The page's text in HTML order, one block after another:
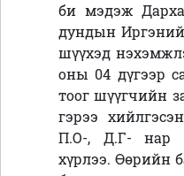
би мэдэж
дундын
шүүхэд
оны 04 дүгээр
тоог шүүгчийн
гэрээ
П.О-, Д.Г- нар
хүрлээ. Өөрийн